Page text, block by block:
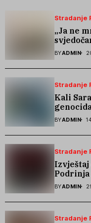
Stradanje
„Ja ne
BYADMIN
Stradanje
Kali
BYADMIN
Stradanje
Izvještaj
Podrinja
godine
BYADMIN
Stradanje